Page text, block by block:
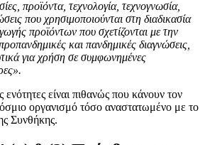
προϊόντα, τεχνολογία, τεχνογνωσία,
που χρησιμοποιούνται στη διαδικασία
προϊόντων που σχετίζονται με την
και πανδημικές διαγνώσεις,
για χρήση σε συμφωνημένες
ενότητες είναι πιθανώς που κάνουν τον
οργανισμό τόσο αναστατωμένο με το
Συνθήκης.